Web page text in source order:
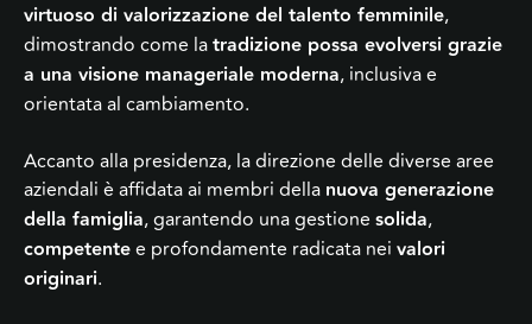
virtuoso di valorizzazione del talento femminile,
dimostrando come latradizione possa evolversi grazie
a una visione manageriale moderna, inclusiva e
orientata al cambiamento.
Accanto alla presidenza, la direzione delle diverse aree
aziendali è affidata ai membri della nuova generazione
della famiglia, garantendo una gestione solida,
competentee profondamente radicata nei valori
originari.